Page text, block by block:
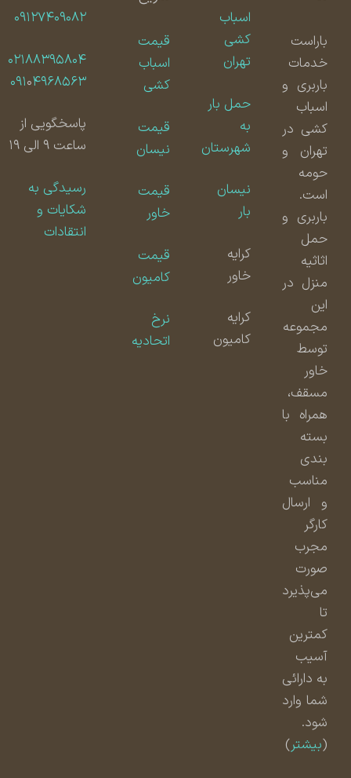
باراست
خدمات
باربری و
اسباب
کشی در
تهران و
حومه
است.
باربری و
حمل
اثاثیه
منزل در
مجموعه
توسط
مسقف،
همراه با
بسته
بندی
مناسب
و ارسال
مجرب
صورت
می‌پذیرد
کمترین
آسیب
به دارائی
شما وارد
شود.
بیشتر)
اسباب
کشی
تهران
حمل بار
شهرستان
نیسان
کامیون
قیمت
اسباب
کشی
قیمت
نیسان
قیمت
قیمت
کامیون
اتحادیه
۰۹۱۲۷۴۰۹۰۸۲
۰۲۱۸۸۳۹۵۸۰۴
۰۹۱۰۴۹۶۸۵۶۳
پاسخگویی از
ساعت ۹ الی ۱۹
رسیدگی به
شکایات و
انتقادات